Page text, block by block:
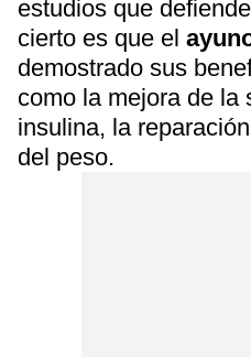
estudios que
cierto es que el
demostrado sus
como la mejora de la
insulina, la
del peso.